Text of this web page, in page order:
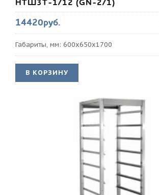
НТШ3Т-1/12 (GN-2/1)
14420руб.
Габариты, мм: 600х650х1700
В КОРЗИНУ